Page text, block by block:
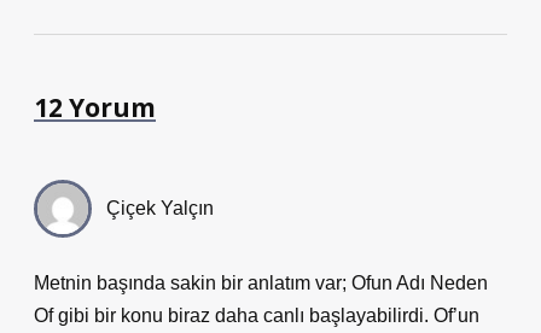
12 Yorum
Çiçek Yalçın
Metnin başında sakin bir anlatım var; Ofun Adı Neden
Of gibi bir konu biraz daha canlı başlayabilirdi. Of’un